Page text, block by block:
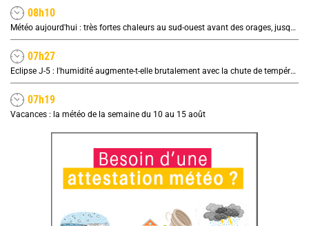
08h10
Météo aujourd'hui : très fortes chaleurs au sud-ouest avant des orages, jusqu'à 39°C
07h27
Eclipse J-5 : l'humidité augmente-t-elle brutalement avec la chute de température pendant l'éclipse du 12 août ?
07h19
Vacances : la météo de la semaine du 10 au 15 août